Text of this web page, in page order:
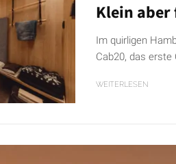
Klein aber
Im quirligen
Cab20, das erste
WEITERLESEN